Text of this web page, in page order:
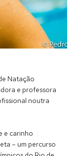
Natação
e professora
noutra
e carinho
– um percurso